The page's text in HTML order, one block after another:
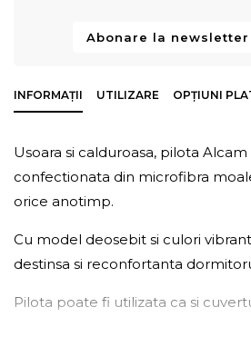
Abonare la newsletter
INFORMAȚII UTILIZARE OPȚIUNI
Usoara si calduroasa, pilota
confectionata din microfibra
orice anotimp.
Cu model deosebit si culori
destinsa si reconfortanta
Pilota poate fi utilizata ca si